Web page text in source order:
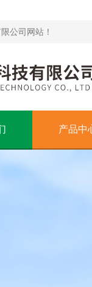
公司网站！
产品中